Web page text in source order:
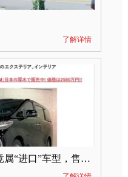
了解详情
雷克萨斯LM在日本本土竟属“进口”车型，售价2580万日元